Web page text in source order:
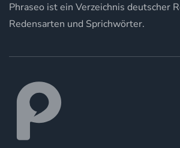
Phraseo ist ein Verzeichnis deutscher
Redensarten und Sprichwörter.